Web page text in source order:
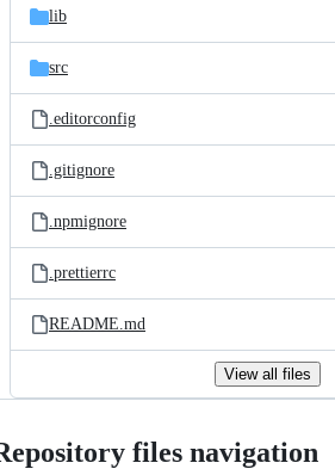
lib
src
.editorconfig
.gitignore
.npmignore
.prettierrc
README.md
View all files
files navigation